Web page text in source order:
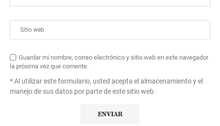
Guardar mi nombre, correo electrónico y sitio web en este navegador
la próxima vez que comente.
* Al utilizar este formulario, usted acepta el almacenamiento y el
manejo de sus datos por parte de este sitio web.